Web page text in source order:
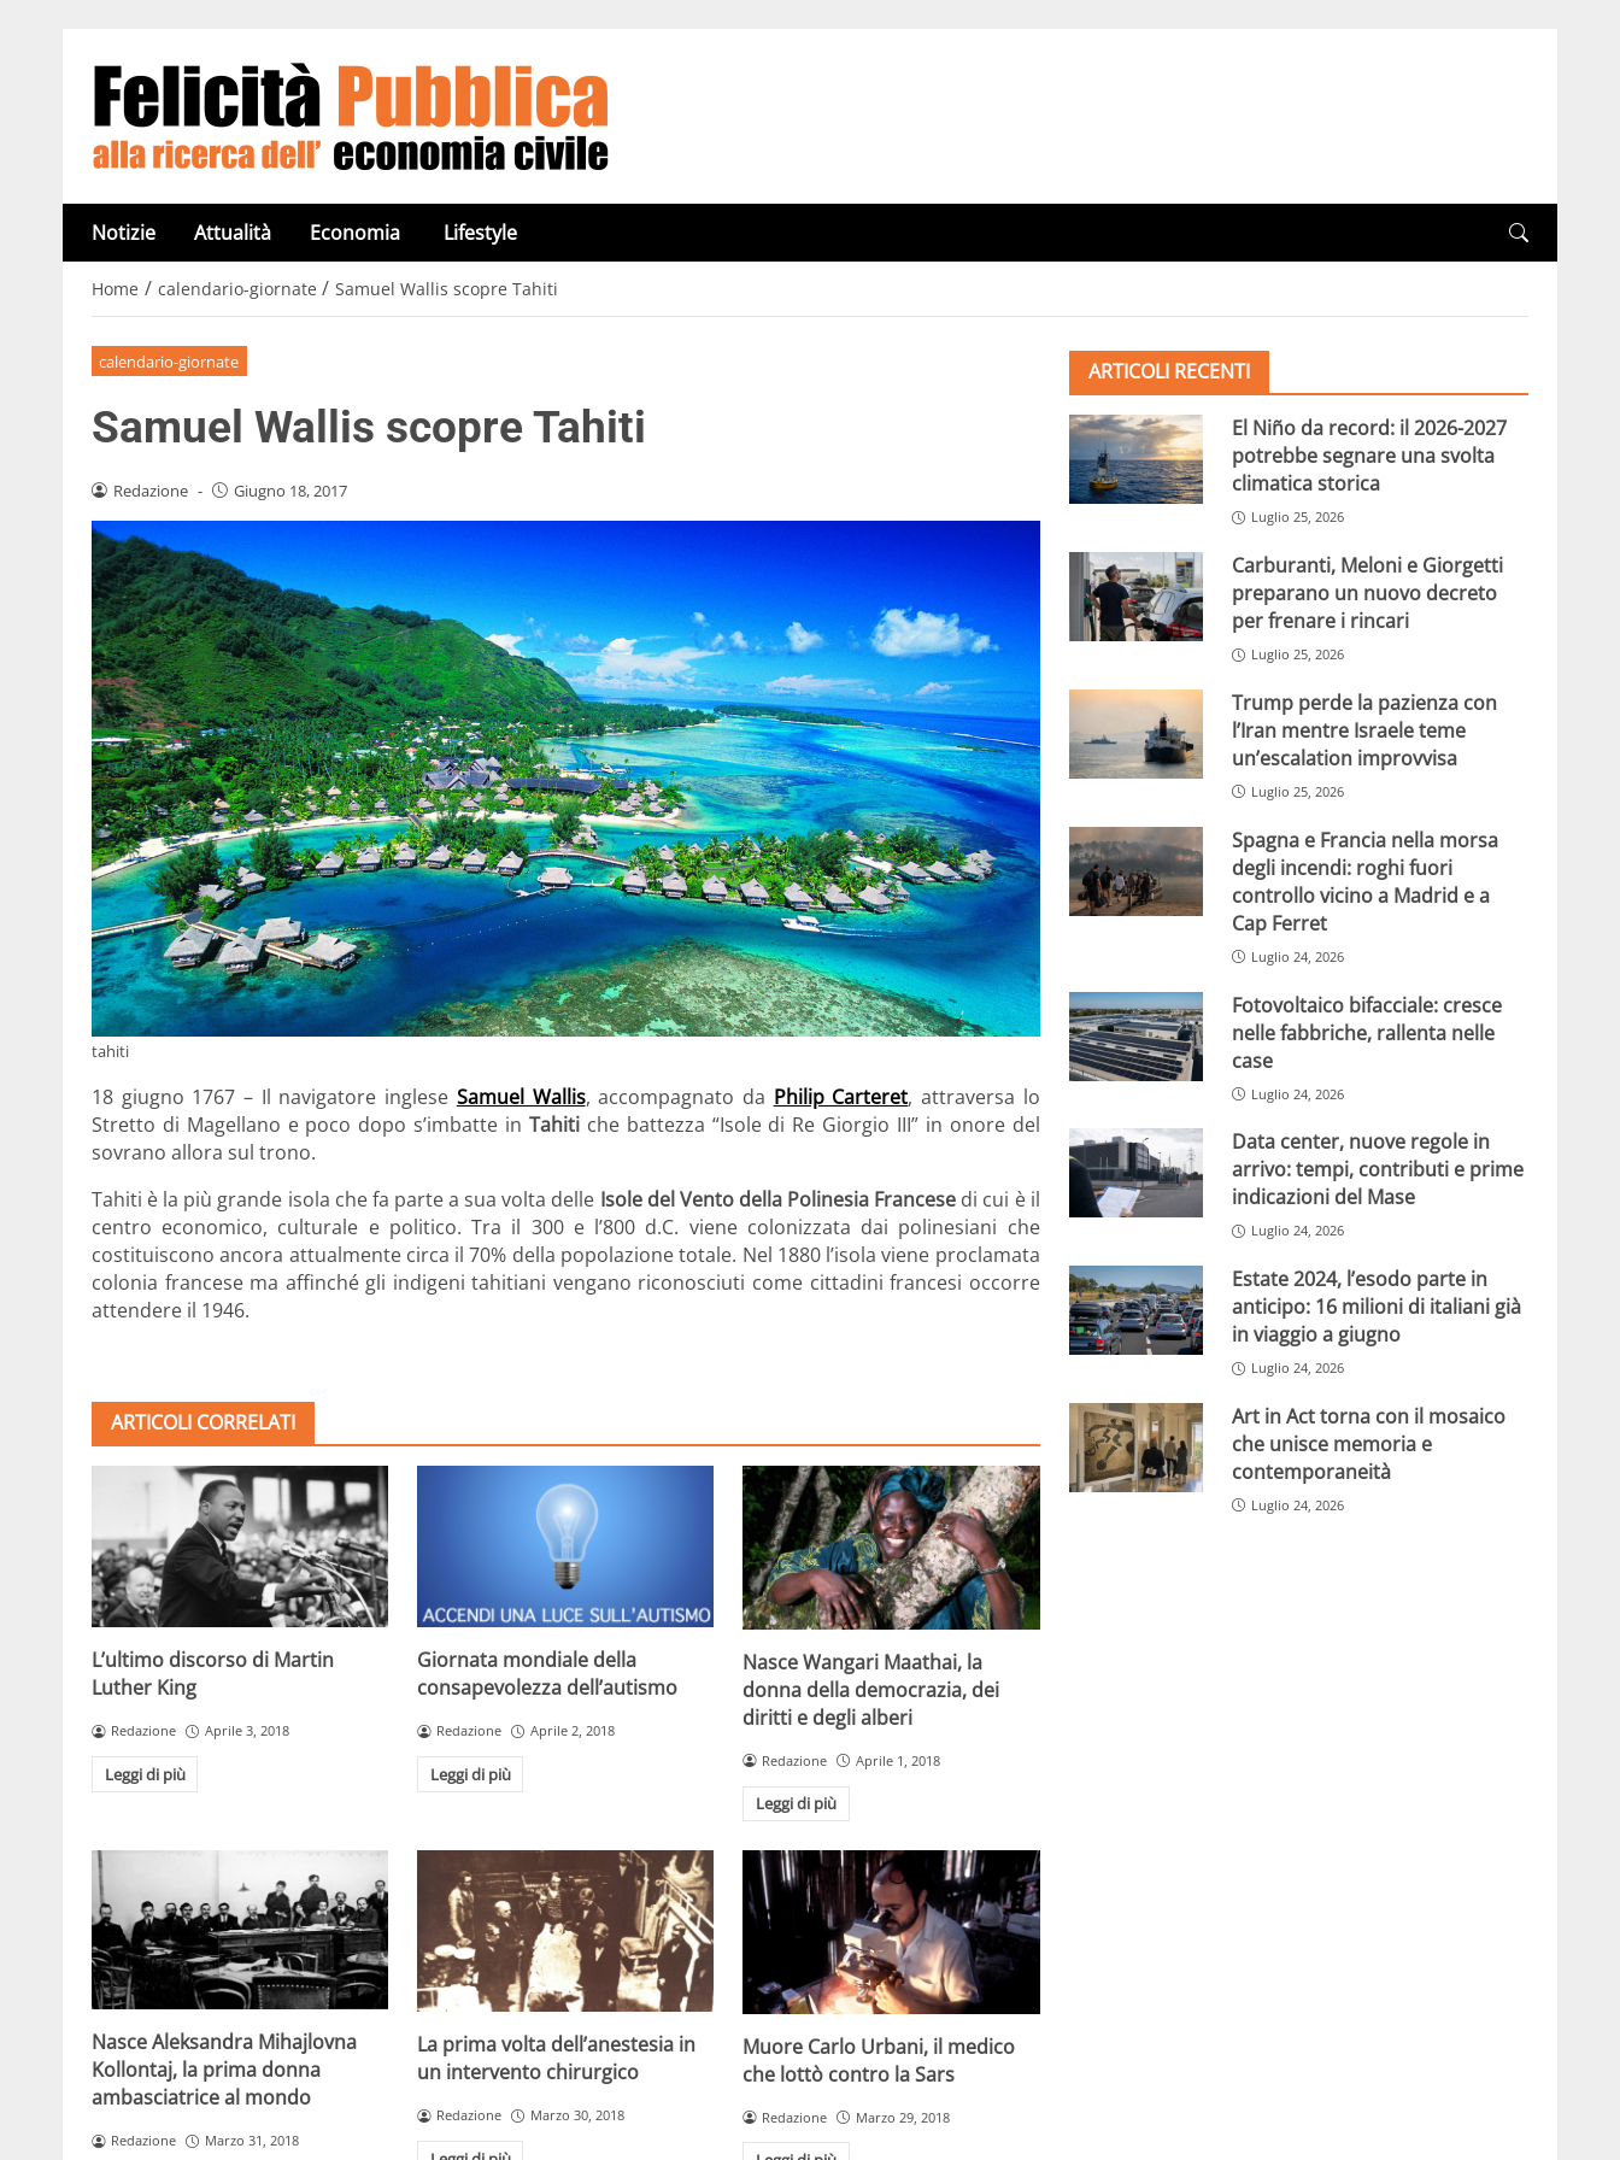
Notizie Attualità Economia Lifestyle
Home / calendario-giornate / Samuel Wallis scopre Tahiti
calendario-giornate
Samuel Wallis scopre Tahiti
Redazione - Giugno 18, 2017
tahiti
18 giugno 1767 – Il navigatore inglese Samuel Wallis, accompagnato da Philip Carteret, attraversa lo
Stretto di Magellano e poco dopo s’imbatte in Tahitiche battezza “Isole di Re Giorgio III” in onore del
sovrano allora sul trono.
Tahiti è la più grande isola che fa parte a sua volta delle Isole del Vento della Polinesia Francese di cui è il
centro economico, culturale e politico. Tra il 300 e l’800 d.C. viene colonizzata dai polinesiani che
costituiscono ancora attualmente circa il 70% della popolazione totale. Nel 1880 l’isola viene proclamata
colonia francese ma affinché gli indigeni tahitiani vengano riconosciuti come cittadini francesi occorre
attendere il 1946.
ARTICOLI CORRELATI
L’ultimo discorso di Martin
Luther King
Redazione Aprile 3, 2018
Leggi di più
Giornata mondiale della
consapevolezza dell’autismo
Redazione Aprile 2, 2018
Leggi di più
Nasce Wangari Maathai, la
donna della democrazia, dei
diritti e degli alberi
Redazione Aprile 1, 2018
Leggi di più
Nasce Aleksandra Mihajlovna
Kollontaj, la prima donna
ambasciatrice al mondo
Redazione Marzo 31, 2018
La prima volta dell’anestesia in
un intervento chirurgico
Redazione Marzo 30, 2018
Muore Carlo Urbani, il medico
che lottò contro la Sars
Redazione Marzo 29, 2018
ARTICOLI RECENTI
El Niño da record: il 2026-2027
potrebbe segnare una svolta
climatica storica
Luglio 25, 2026
Carburanti, Meloni e Giorgetti
preparano un nuovo decreto
per frenare i rincari
Luglio 25, 2026
Trump perde la pazienza con
l’Iran mentre Israele teme
un’escalation improvvisa
Luglio 25, 2026
Spagna e Francia nella morsa
degli incendi: roghi fuori
controllo vicino a Madrid e a
Cap Ferret
Luglio 24, 2026
Fotovoltaico bifacciale: cresce
nelle fabbriche, rallenta nelle
case
Luglio 24, 2026
Data center, nuove regole in
arrivo: tempi, contributi e prime
indicazioni del Mase
Luglio 24, 2026
Estate 2024, l’esodo parte in
anticipo: 16 milioni di italiani già
in viaggio a giugno
Luglio 24, 2026
Art in Act torna con il mosaico
che unisce memoria e
contemporaneità
Luglio 24, 2026